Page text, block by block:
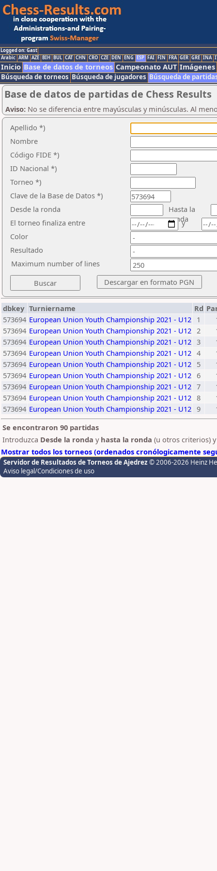
Logged on: Gast
Arabic ARM AZE BIH BUL CAT CHN CRO CZE DEN ENG ESP FAI FIN FRA GER GRE INA
Inicio Base de datos de torneos Campeonato AUT Imágenes
Búsqueda de torneos Búsqueda de jugadores Búsqueda de
Base de datos de partidas de Chess Results
Aviso: No se diferencia entre mayúsculas y minúsculas. Al
Apellido *)
Nombre
Código FIDE *)
ID Nacional *)
Torneo *)
Clave de la Base de Datos *)
Desde la ronda
Hasta la
ronda
El torneo finaliza entre
Color
Resultado
y
Maximum number of lines
dbkey Turniername Rd
573694 European Union Youth Championship 2021 - U12 1
573694 European Union Youth Championship 2021 - U12 2
573694 European Union Youth Championship 2021 - U12 3
573694 European Union Youth Championship 2021 - U12 4
573694 European Union Youth Championship 2021 - U12 5
573694 European Union Youth Championship 2021 - U12 6
573694 European Union Youth Championship 2021 - U12 7
573694 European Union Youth Championship 2021 - U12 8
573694 European Union Youth Championship 2021 - U12 9
Se encontraron 90 partidas
Introduzca Desde la ronda y hasta la ronda (u otros criterios)
Mostrar todos los torneos (ordenados cronólogicamente
Servidor de Resultados de Torneos de Ajedrez © 2006-2026 Heinz
Aviso legal/Condiciones de uso